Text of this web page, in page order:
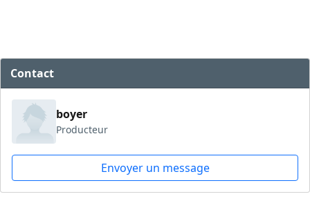
Contact
boyer
Producteur
Envoyer un message